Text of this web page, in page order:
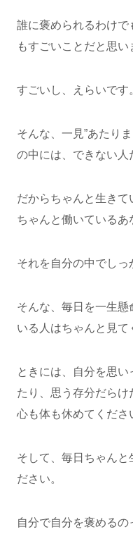
誰に褒められるわけで
もすごいことだと思い
すごいし、えらいです
そんな、一見”あたり
の中には、できない人
だからちゃんと生きて
ちゃんと働いているあ
それを自分の中でしっ
そんな、毎日を一生
いる人はちゃんと見て
ときには、自分を思
たり、思う存分だらけ
心も体も休めてくださ
そして、毎日ちゃんと
ださい。
自分で自分を褒める